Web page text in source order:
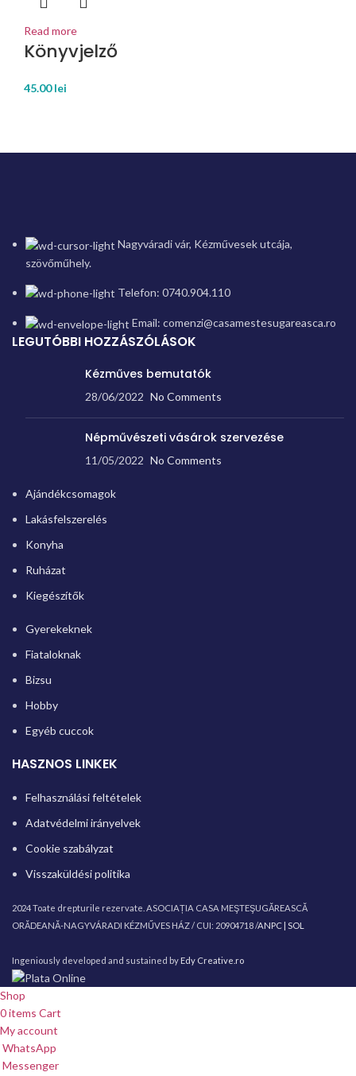
Read more
Könyvjelző
45.00lei
Nagyváradi vár, Kézművesek utcája,
szövőműhely.
Telefon: 0740.904.110
Email: comenzi@casamestesugareasca.ro
LEGUTÓBBI HOZZÁSZÓLÁSOK
Kézműves bemutatók
28/06/2022 No Comments
Népművészeti vásárok szervezése
11/05/2022 No Comments
Ajándékcsomagok
Lakásfelszerelés
Konyha
Ruházat
Kiegészítők
Gyerekeknek
Fiataloknak
Bizsu
Hobby
Egyéb cuccok
HASZNOS LINKEK
Felhasználási feltételek
Adatvédelmi irányelvek
Cookie szabályzat
Visszaküldési politika
2024 Toate drepturile rezervate. ASOCIAȚIA CASA MEŞTEŞUGĂREASCĂ
ORĂDEANĂ-NAGYVÁRADI KÉZMŰVES HÁZ / CUI: 20904718 /ANPC | SOL
Ingeniously developed and sustained by Edy Creative.ro
Shop
0items Cart
My account
WhatsApp
Messenger